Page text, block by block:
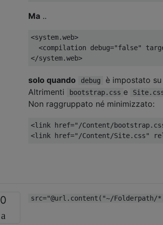
Ma ..
<system.web>
<compilation debug="false"
</system.web>
solo quando debug è impostato su
Altrimenti
bootstrap.css e
Non raggruppato né minimizzato:
<link href="/Content/
<link href="/Content/Site.css"
0 src="@url.content("~/Folderpath/